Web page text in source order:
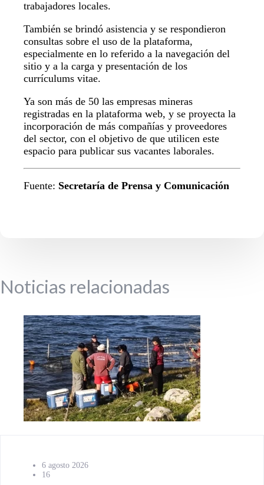
trabajadores locales.
También se brindó asistencia y se respondieron
consultas sobre el uso de la plataforma,
especialmente en lo referido a la navegación del
sitio y a la carga y presentación de los
currículums vitae.
Ya son más de 50 las empresas mineras
registradas en la plataforma web, y se proyecta la
incorporación de más compañías y proveedores
del sector, con el objetivo de que utilicen este
espacio para publicar sus vacantes laborales.
Fuente: Secretaría de Prensa y Comunicación
Noticias relacionadas
6 agosto 2026
16